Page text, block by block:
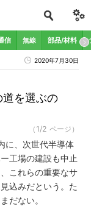
信 無線 部品/材料
2020年7月30日
道を選ぶの
（1/2 ページ）
に、次世代半導体
工場の建設も中止
これらの重要なサ
込みだという。た
だない。